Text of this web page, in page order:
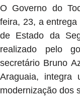
O Governo do
feira, 23, a
de Estado da
realizado pelo
secretário Bruno
Araguaia, integra
modernização dos